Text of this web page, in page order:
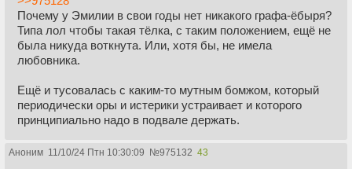
Почему у Эмилии в свои годы нет никакого графа-ёбыря?
Типа лол чтобы такая тёлка, с таким положением, ещё не
была никуда воткнута. Или, хотя бы, не имела
любовника.
Ещё и тусовалась с каким-то мутным бомжом, который
периодически оры и истерики устраивает и которого
принципиально надо в подвале держать.
Аноним 11/10/24 Птн 10:30:09 №975132 43